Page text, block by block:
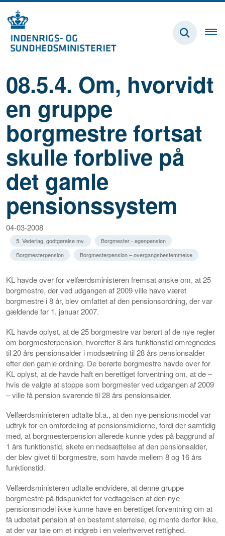
08.5.4. Om, hvorvidt
en gruppe
borgmestre fortsat
skulle forblive på
det gamle
pensionssystem
04-03-2008
5. Vederlag, godtgørelse mv.
Borgmester - egenpension
Borgmesterpension
Borgmesterpension – overgangsbestemmelse
KL havde over for velfærdsministeren fremsat ønske om, at 25
borgmestre, der ved udgangen af 2009 ville have været
borgmestre i 8 år, blev omfattet af den pensionsordning, der var
gældende før 1. januar 2007.
KL havde oplyst, at de 25 borgmestre var berørt af de nye regler
om borgmesterpension, hvorefter 8 års funktionstid omregnedes
til 20 års pensionsalder i modsætning til 28 års pensionsalder
efter den gamle ordning. De berørte borgmestre havde over for
KL oplyst, at de havde haft en berettiget forventning om, at de –
hvis de valgte at stoppe som borgmester ved udgangen af 2009
– ville få pension svarende til 28 års pensionsalder.
Velfærdsministeren udtalte bl.a., at den nye pensionsmodel var
udtryk for en omfordeling af pensionsmidlerne, fordi der samtidig
med, at borgmesterpension allerede kunne ydes på baggrund af
1 års funktionstid, skete en nedsættelse af den pensionsalder,
der blev givet til borgmestre, som havde mellem 8 og 16 års
funktionstid.
Velfærdsministeren udtalte endvidere, at denne gruppe
borgmestre på tidspunktet for vedtagelsen af den nye
pensionsmodel ikke kunne have en berettiget forventning om at
få udbetalt pension af en bestemt størrelse, og mente derfor ikke,
at der var tale om et indgreb i en velerhvervet rettighed.